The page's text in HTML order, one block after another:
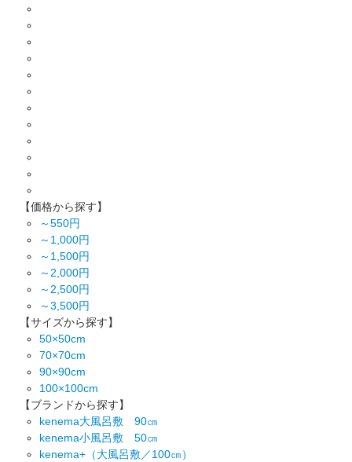
【価格から探す】
～550円
～1,000円
～1,500円
～2,000円
～2,500円
～3,500円
【サイズから探す】
50×50cm
70×70cm
90×90cm
100×100cm
【ブランドから探す】
kenema大風呂敷 90㎝
kenema小風呂敷 50㎝
kenema+（大風呂敷／100㎝）